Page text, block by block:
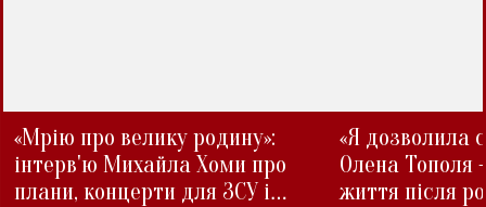
«Мрію про велику родину»:
інтерв'ю Михайла Хоми про
плани, концерти для ЗСУ і
«Я дозволила
Олена Тополя
життя після